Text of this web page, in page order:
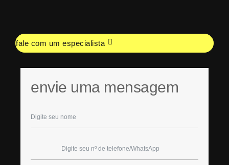
fale com um especialista
envie uma mensagem